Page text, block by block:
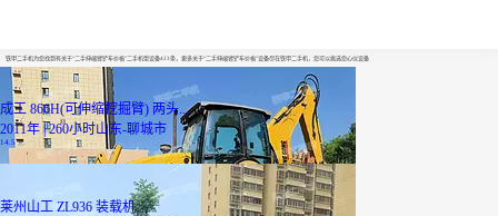
铁甲二手机为您找到有关于“二手伸缩臂铲车价格”二手机型设备423条，更多关于“二手伸缩臂铲车价格”设备尽在铁甲二手机，您可以挑选您心仪设备
成工 866H(可伸缩挖掘臂) 两头...
2011年 | 260小时山东-聊城市
14.5万
莱州山工 ZL936 装载机